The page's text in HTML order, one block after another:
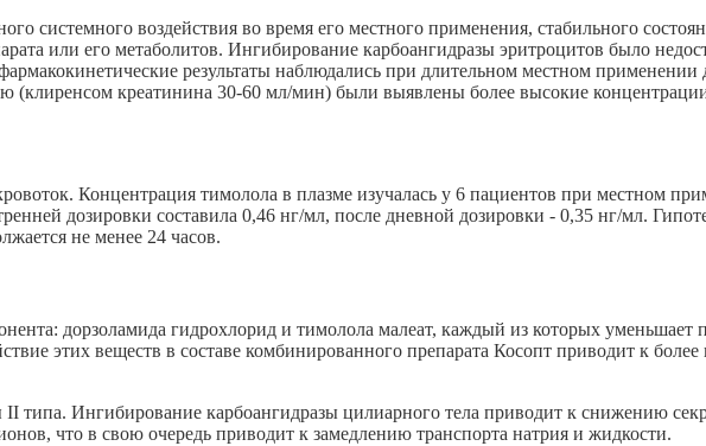
системного воздействия во время его местного применения, стабильного
или его метаболитов. Ингибирование карбоангидразы эритроцитов было
результаты наблюдались при длительном местном применении
(клиренсом креатинина 30-60 мл/мин) были выявлены более высокие
Концентрация тимолола в плазме изучалась у 6 пациентов при местном
дозировки составила 0,46 нг/мл, после дневной дозировки - 0,35 нг/мл.
не менее 24 часов.
дорзоламида гидрохлорид и тимолола малеат, каждый из которых уменьшает
этих веществ в составе комбинированного препарата Косопт приводит к
типа. Ингибирование карбоангидразы цилиарного тела приводит к снижению
что в свою очередь приводит к замедлению транспорта натрия и жидкости.